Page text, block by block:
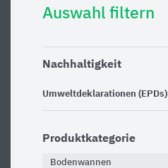
Auswahl filtern
Nachhaltigkeit
Umweltdeklarationen (EPDs)
Produktkategorie
Bodenwannen